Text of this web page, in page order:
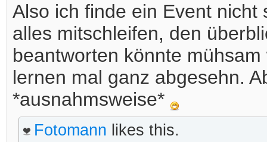
Also ich finde ein Event
alles mitschleifen, den
beantworten könnte
lernen mal ganz abgesehn.
*ausnahmsweise*
Fotomann likes this.